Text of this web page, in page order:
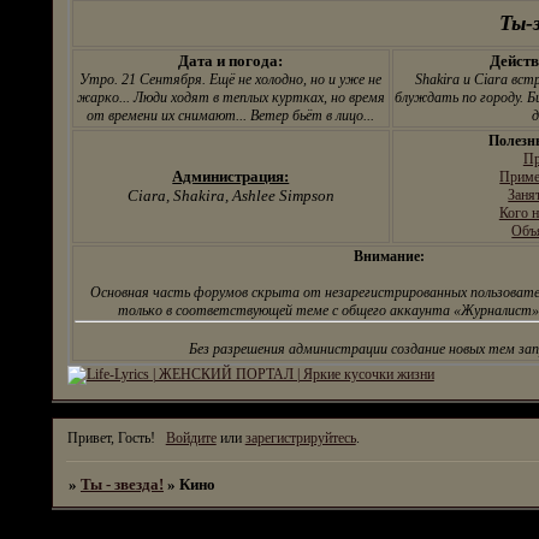
Ты-
Дата и погода:
Утро. 21 Сентября. Ещё не холодно, но и уже не
жарко... Люди ходят в теплых куртках, но время
от времени их снимают... Ветер бьёт в лицо...
Shakira и Ciara
блуждать по городу.
Администрация:
Ciara, Shakira, Ashlee Simpson
Кого
Внимание:
Основная часть форумов скрыта от незарегистрированных
только в соответствующей теме с общего аккаунта
Без разрешения администрации создание новых тем
Привет, Гость! Войдитеили зарегистрируйтесь.
» Ты - звезда! » Кино